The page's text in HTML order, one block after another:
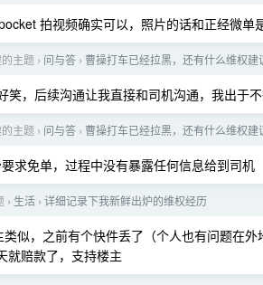
拍视频确实可以，照片的话和正经微单
主题 › 问与答 › 曹操打车已经拉黑，还有什么维权建
笑，后续沟通让我直接和司机沟通，我出于
主题 › 问与答 › 曹操打车已经拉黑，还有什么维权建
求免单，过程中没有暴露任何信息给到司机
› 生活 › 详细记录下我新鲜出炉的维权经历
似，之前有个快件丢了（个人也有问题在
就赔款了，支持楼主